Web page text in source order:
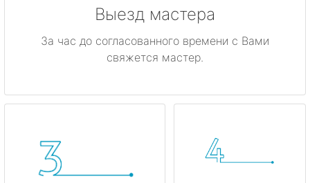
Выезд мастера
За час до согласованного времени с Вами
свяжется мастер.